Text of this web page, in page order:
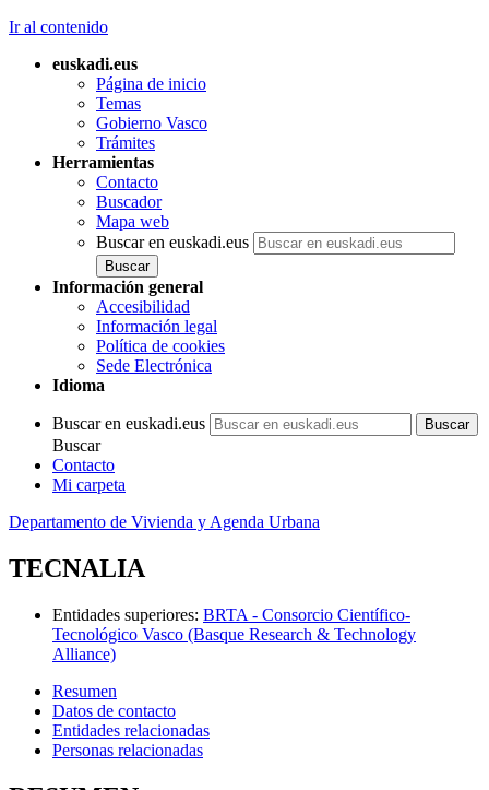
Ir al contenido
euskadi.eus
Página de inicio
Temas
Gobierno Vasco
Trámites
Herramientas
Contacto
Buscador
Mapa web
Buscar en euskadi.eus
Información general
Accesibilidad
Información legal
Política de cookies
Sede Electrónica
Idioma
Buscar en euskadi.eus
Buscar
Contacto
Mi carpeta
Departamento de Vivienda y Agenda Urbana
TECNALIA
Entidades superiores: BRTA - Consorcio Científico-
Tecnológico Vasco (Basque Research & Technology
Alliance)
Resumen
Datos de contacto
Entidades relacionadas
Personas relacionadas